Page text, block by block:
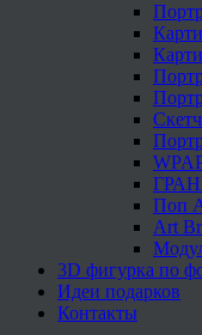
Скетч
Поп
Art
3D фигурка по
Идеи подарков
Контакты